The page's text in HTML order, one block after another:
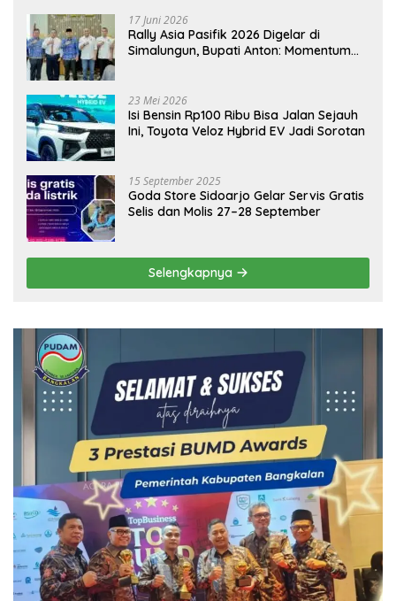
17 Juni 2026
Rally Asia Pasifik 2026 Digelar di
Simalungun, Bupati Anton: Momentum
23 Mei 2026
Isi Bensin Rp100 Ribu Bisa Jalan Sejauh
Ini, Toyota Veloz Hybrid EV Jadi Sorotan
15 September 2025
Goda Store Sidoarjo Gelar Servis Gratis
Selis dan Molis 27–28 September
Selengkapnya